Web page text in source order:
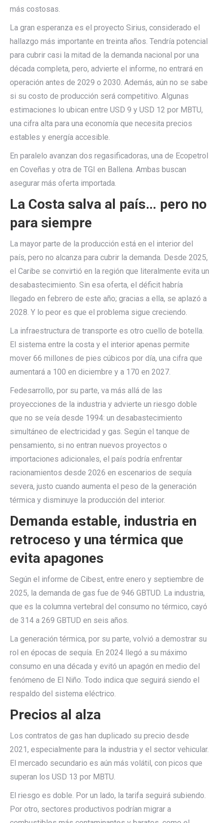
más costosas.
La gran esperanza es el proyecto Sirius, considerado el
hallazgo más importante en treinta años. Tendría potencial
para cubrir casi la mitad de la demanda nacional por una
década completa, pero, advierte el informe, no entrará en
operación antes de 2029 o 2030. Además, aún no se sabe
si su costo de producción será competitivo. Algunas
estimaciones lo ubican entre USD 9 y USD 12 por MBTU,
una cifra alta para una economía que necesita precios
estables y energía accesible.
En paralelo avanzan dos regasificadoras, una de Ecopetrol
en Coveñas y otra de TGI en Ballena. Ambas buscan
asegurar más oferta importada.
La Costa salva al país… pero no
para siempre
La mayor parte de la producción está en el interior del
país, pero no alcanza para cubrir la demanda. Desde 2025,
el Caribe se convirtió en la región que literalmente evita un
desabastecimiento. Sin esa oferta, el déficit habría
llegado en febrero de este año; gracias a ella, se aplazó a
2028. Y lo peor es que el problema sigue creciendo.
La infraestructura de transporte es otro cuello de botella.
El sistema entre la costa y el interior apenas permite
mover 66 millones de pies cúbicos por día, una cifra que
aumentará a 100 en diciembre y a 170 en 2027.
Fedesarrollo, por su parte, va más allá de las
proyecciones de la industria y advierte un riesgo doble
que no se veía desde 1994: un desabastecimiento
simultáneo de electricidad y gas. Según el tanque de
pensamiento, si no entran nuevos proyectos o
importaciones adicionales, el país podría enfrentar
racionamientos desde 2026 en escenarios de sequía
severa, justo cuando aumenta el peso de la generación
térmica y disminuye la producción del interior.
Demanda estable, industria en
retroceso y una térmica que
evita apagones
Según el informe de Cibest, entre enero y septiembre de
2025, la demanda de gas fue de 946 GBTUD. La industria,
que es la columna vertebral del consumo no térmico, cayó
de 314 a 269 GBTUD en seis años.
La generación térmica, por su parte, volvió a demostrar su
rol en épocas de sequía. En 2024 llegó a su máximo
consumo en una década y evitó un apagón en medio del
fenómeno de El Niño. Todo indica que seguirá siendo el
respaldo del sistema eléctrico.
Precios al alza
Los contratos de gas han duplicado su precio desde
2021, especialmente para la industria y el sector vehicular.
El mercado secundario es aún más volátil, con picos que
superan los USD 13 por MBTU.
El riesgo es doble. Por un lado, la tarifa seguirá subiendo.
Por otro, sectores productivos podrían migrar a